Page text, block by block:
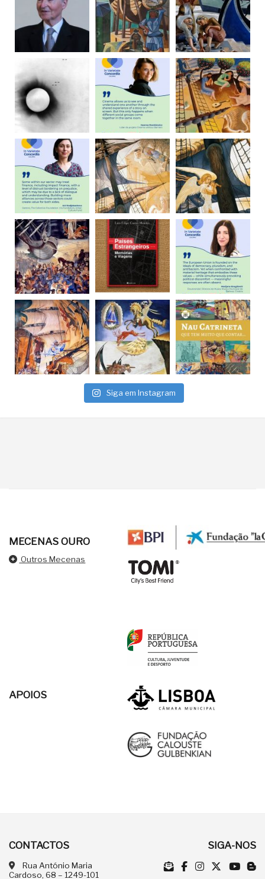
Siga em Instagram
MECENAS OURO
Outros Mecenas
APOIOS
CONTACTOS
Rua António Maria
Cardoso, 68 – 1249-101
SIGA-NOS